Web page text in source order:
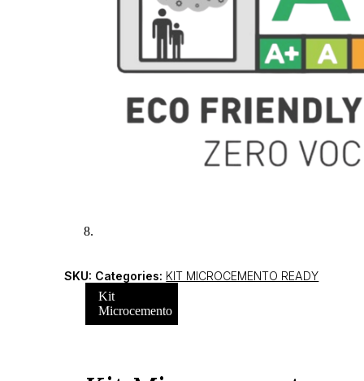
SKU: Categories: KIT MICROCEMENTO READY
Kit
Microcemento